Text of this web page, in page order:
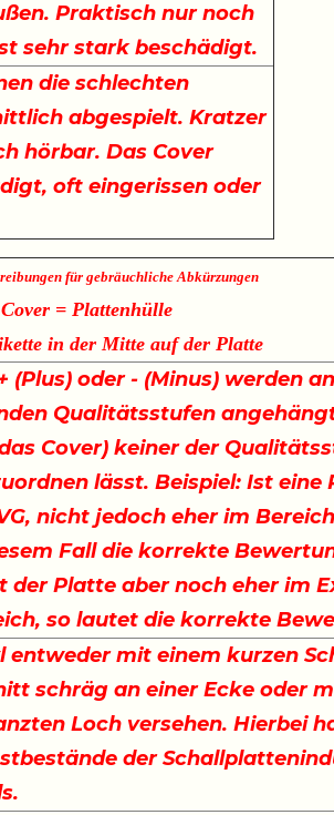
Praktisch nur noch
sehr stark beschädigt.
die schlechten
abgespielt. Kratzer
hörbar. Das Cover
oft eingerissen oder
für gebräuchliche Abkürzungen
Cover = Plattenhülle
in der Mitte auf der Platte
(Plus) oder - (Minus) werden
Qualitätsstufen
Cover) keiner der
lässt. Beispiel: Ist eine
nicht jedoch eher im
Fall die korrekte
der Platte aber noch eher im
so lautet die korrekte
entweder mit einem kurzen
schräg an einer Ecke oder
Loch versehen. Hierbei
der